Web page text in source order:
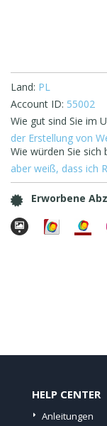
Land: PL
Account ID: 55002
Wie gut sind Sie im
der Erstellung von
Wie würden Sie sich
aber weiß, dass ich
Erworbene
HELP CENTER
Anleitungen